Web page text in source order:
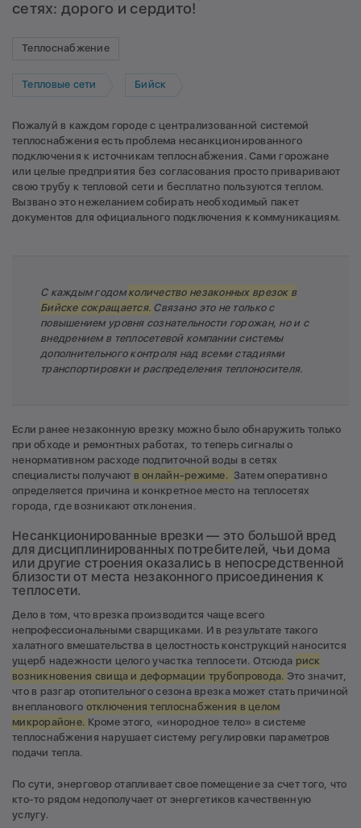
сетях: дорого и сердито!
Теплоснабжение
Тепловые сети Бийск
Пожалуй в каждом городе с централизованной системой
теплоснабжения есть проблема несанкционированного
подключения к источникам теплоснабжения. Сами горожане
или целые предприятия без согласования просто приваривают
свою трубу к тепловой сети и бесплатно пользуются теплом.
Вызвано это нежеланием собирать необходимый пакет
документов для официального подключения к коммуникациям.
С каждым годом количество незаконных врезок в
Бийске сокращается. Связано это не только с
повышением уровня сознательности горожан, но и с
внедрением в теплосетевой компании системы
дополнительного контроля над всеми стадиями
транспортировки и распределения теплоносителя.
Если ранее незаконную врезку можно было обнаружить только
при обходе и ремонтных работах, то теперь сигналы о
ненормативном расходе подпиточной воды в сетях
специалисты получают в онлайн-режиме. Затем оперативно
определяется причина и конкретное место на теплосетях
города, где возникают отклонения.
Несанкционированные врезки — это большой вред
для дисциплинированных потребителей, чьи дома
или другие строения оказались в непосредственной
близости от места незаконного присоединения к
теплосети.
Дело в том, что врезка производится чаще всего
непрофессиональными сварщиками. И в результате такого
халатного вмешательства в целостность конструкций наносится
ущерб надежности целого участка теплосети. Отсюда риск
возникновения свища и деформации трубопровода. Это значит,
что в разгар отопительного сезона врезка может стать причиной
внепланового отключения теплоснабжения в целом
микрорайоне. Кроме этого, «инородное тело» в системе
теплоснабжения нарушает систему регулировки параметров
подачи тепла.
По сути, энерговор отапливает свое помещение за счет того, что
кто-то рядом недополучает от энергетиков качественную
услугу.